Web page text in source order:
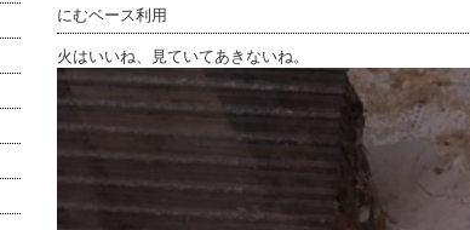
にむベース利用
火はいいね、見ていてあきないね。